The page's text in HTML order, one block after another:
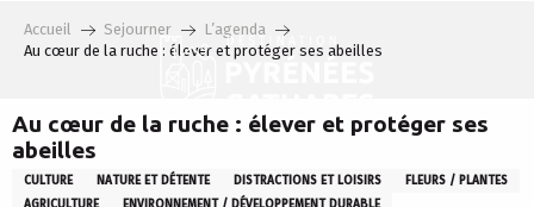
Accueil Sejourner
L’agenda
Au cœur de la ruche : élever et protéger ses abeilles
Au cœur de la ruche : élever et protéger ses
abeilles
CULTURE NATURE ET DÉTENTE DISTRACTIONS ET LOISIRS
FLEURS / PLANTES